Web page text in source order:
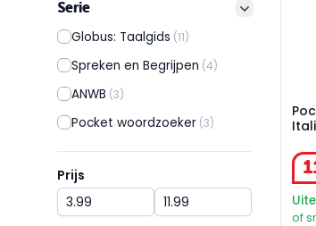
Serie filter button
Globus: Taalgids (11)
Spreken en Begrijpen (4)
ANWB (3)
Pocket woordzoeker (3)
Prijs
Prijs
of